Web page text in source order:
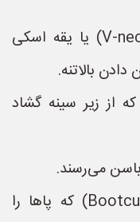
* تاپ‌ها و بلوزهای یقه هفت (V-neck) یا یقه اسکی
* تونیک‌ها و پیراهن‌های A-line که از زیر سینه گشاد
می‌رسند.
* شلوارهای راسته یا بوت‌کات (Bootcut) که پاها را